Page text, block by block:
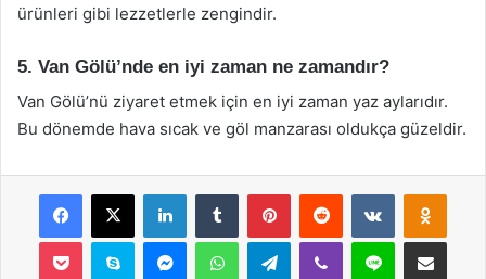
ürünleri gibi lezzetlerle zengindir.
5. Van Gölü’nde en iyi zaman ne zamandır?
Van Gölü’nü ziyaret etmek için en iyi zaman yaz aylarıdır.
Bu dönemde hava sıcak ve göl manzarası oldukça güzeldir.
Facebook
X LinkedInTumblr PinterestReddit VKontakte
Pocket Skype MessengerWhatsAppTelegramViber Line E-Posta ile